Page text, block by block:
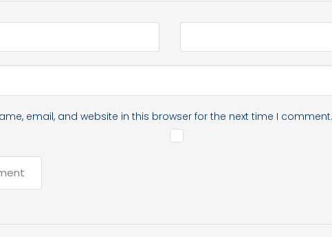
email, and website in this browser for the next time I comment.